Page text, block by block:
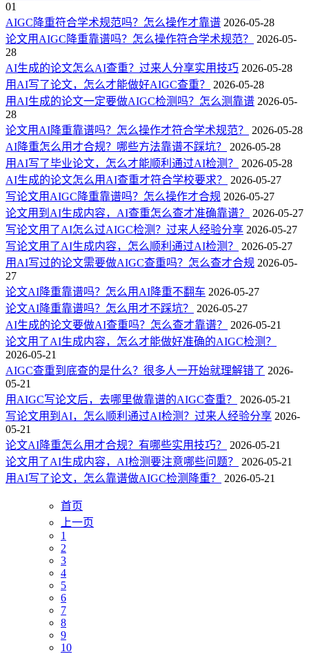
01
AIGC降重符合学术规范吗？怎么操作才靠谱 2026-05-28
论文用AIGC降重靠谱吗？怎么操作符合学术规范？
2026-05-
28
AI生成的论文怎么AI查重？过来人分享实用技巧 2026-05-28
用AI写了论文，怎么才能做好AIGC查重？
2026-05-28
用AI生成的论文一定要做AIGC检测吗？怎么测靠谱 2026-05-
28
论文用AI降重靠谱吗？怎么操作才符合学术规范？
2026-05-28
AI降重怎么用才合规？哪些方法靠谱不踩坑？
2026-05-28
用AI写了毕业论文，怎么才能顺利通过AI检测？
2026-05-28
AI生成的论文怎么用AI查重才符合学校要求？
2026-05-27
写论文用AIGC降重靠谱吗？怎么操作才合规 2026-05-27
论文用到AI生成内容，AI查重怎么查才准确靠谱？
2026-05-27
写论文用了AI怎么过AIGC检测？过来人经验分享 2026-05-27
写论文用了AI生成内容，怎么顺利通过AI检测？
2026-05-27
用AI写过的论文需要做AIGC查重吗？怎么查才合规 2026-05-
27
论文AI降重靠谱吗？怎么用AI降重不翻车 2026-05-27
论文AI降重靠谱吗？怎么用才不踩坑？
2026-05-27
AI生成的论文要做AI查重吗？怎么查才靠谱？
2026-05-21
论文用了AI生成内容，怎么才能做好准确的AIGC检测？
2026-05-21
AIGC查重到底查的是什么？很多人一开始就理解错了 2026-
05-21
用AIGC写论文后，去哪里做靠谱的AIGC查重？
2026-05-21
写论文用到AI，怎么顺利通过AI检测？过来人经验分享 2026-
05-21
论文AI降重怎么用才合规？有哪些实用技巧？
2026-05-21
论文用了AI生成内容，AI检测要注意哪些问题？
2026-05-21
用AI写了论文，怎么靠谱做AIGC检测降重？
2026-05-21
首页
上一页
1
2
3
4
5
6
7
8
9
10